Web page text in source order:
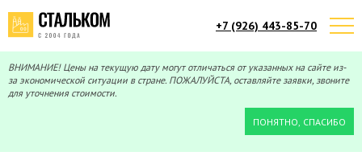
+7 (926) 443-85-70
ВНИМАНИЕ! Цены на текущую дату могут отличаться от указанных на сайте из-
за экономической ситуации в стране. ПОЖАЛУЙСТА, оставляйте заявки, звоните
для уточнения стоимости.
ПОНЯТНО, СПАСИБО
Telegram
Max